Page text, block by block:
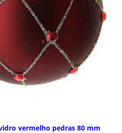
vermelho pedras 80 mm